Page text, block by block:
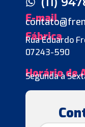
E-mail
Fábrica
Rua Eduardo
07243-590
Horário de
Segunda à